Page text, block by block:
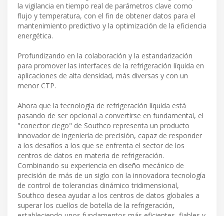
la vigilancia en tiempo real de parámetros clave como
flujo y temperatura, con el fin de obtener datos para el
mantenimiento predictivo y la optimización de la eficiencia
energética.
Profundizando en la colaboración y la estandarización
para promover las interfaces de la refrigeración líquida en
aplicaciones de alta densidad, más diversas y con un
menor CTP.
Ahora que la tecnología de refrigeración líquida está
pasando de ser opcional a convertirse en fundamental, el
"conector ciego" de Southco representa un producto
innovador de ingeniería de precisión, capaz de responder
a los desafíos a los que se enfrenta el sector de los
centros de datos en materia de refrigeración.
Combinando su experiencia en diseño mecánico de
precisión de más de un siglo con la innovadora tecnología
de control de tolerancias dinámico tridimensional,
Southco desea ayudar a los centros de datos globales a
superar los cuellos de botella de la refrigeración,